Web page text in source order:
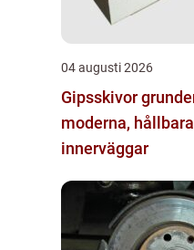
04 augusti 2026
Gipsskivor grunden i
moderna, hållbara
innerväggar